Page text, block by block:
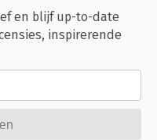
en blijf up-to-date
inspirerende